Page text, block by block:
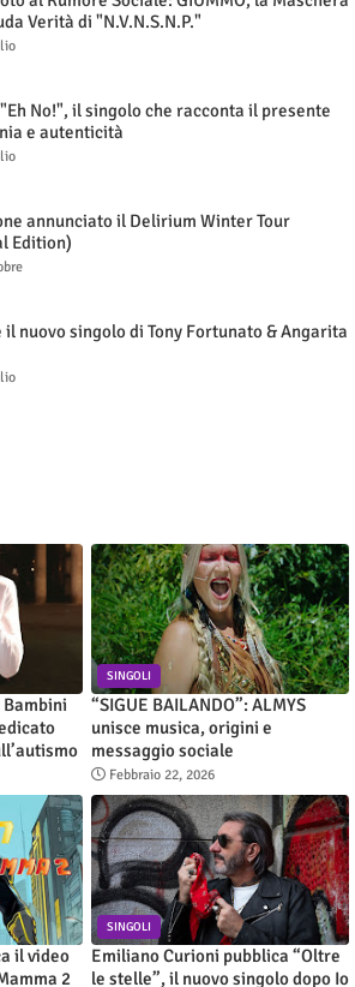
Verità di "N.V.N.S.N.P."
No!", il singolo che racconta il presente
e autenticità
annunciato il Delirium Winter Tour
Edition)
il nuovo singolo di Tony Fortunato & Angarita
SINGOLI
“SIGUE BAILANDO”: ALMYS
unisce musica, origini e
messaggio sociale
Febbraio 22, 2026
il video
2
SINGOLI
Emiliano Curioni pubblica “Oltre
le stelle”, il nuovo singolo dopo Io